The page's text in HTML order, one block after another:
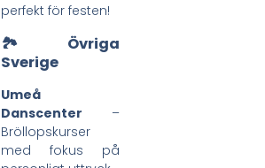
perfekt för festen!
🏞️ Övriga
Sverige
Umeå
Danscenter –
Bröllopskurser
med fokus på